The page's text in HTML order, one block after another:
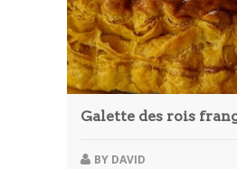
Galette des rois
BY DAVID